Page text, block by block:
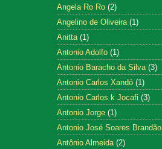
Angela Ro Ro (2)
Angelino de Oliveira (1)
Anitta (1)
Antonio Adolfo (1)
Antonio Baracho da Silva (3)
Antonio Carlos Xandó (1)
Antonio Carlos k Jocafi (3)
Antonio Jorge (1)
Antonio José Soares Brandão
Antônio Almeida (2)